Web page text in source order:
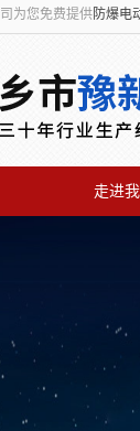
为您免费提供防爆电
走进我